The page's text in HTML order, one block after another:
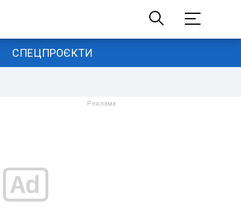
СПЕЦПРОЄКТИ